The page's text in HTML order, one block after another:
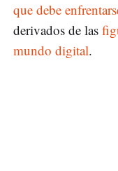
que debe
derivados de las
mundo digital.